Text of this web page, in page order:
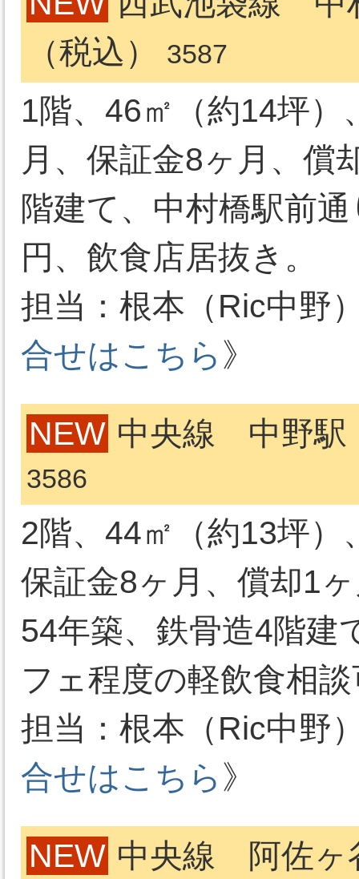
（税込）
3587
1階、46㎡（約14坪
月、保証金8ヶ月、償
階建て、中村橋駅前
円、飲食店居抜き。
担当：根本（Ric中野
合せはこちら 》
NEW 中央線 中野
3586
2階、44㎡（約13坪
保証金8ヶ月、償却1
54年築、鉄骨造4階建
フェ程度の軽飲食相
担当：根本（Ric中野
合せはこちら 》
NEW 中央線 阿佐